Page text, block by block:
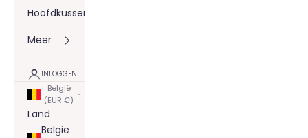
Hoofdkussens
Meer
INLOGGEN
België
(EUR €)
Land
België